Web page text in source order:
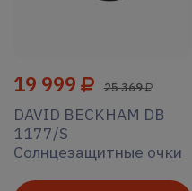
19 999 25 369
DAVID BECKHAM DB
1177/S
Солнцезащитные очки